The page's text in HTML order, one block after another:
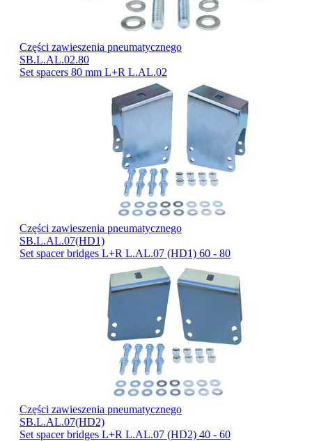
Części zawieszenia pneumatycznego
SB.L.AL.02.80
Set spacers 80 mm L+R L.AL.02
Części zawieszenia pneumatycznego
SB.L.AL.07(HD1)
Set spacer bridges L+R L.AL.07 (HD1) 60 - 80
Części zawieszenia pneumatycznego
SB.L.AL.07(HD2)
Set spacer bridges L+R L.AL.07 (HD2) 40 - 60